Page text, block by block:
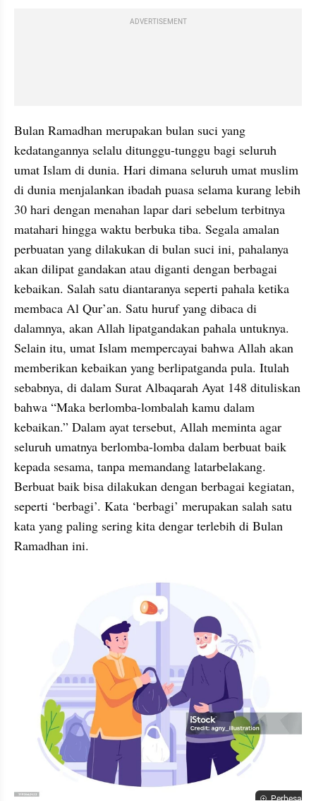
ADVERTISEMENT
Bulan Ramadhan merupakan bulan suci yang
kedatangannya selalu ditunggu-tunggu bagi seluruh
umat Islam di dunia. Hari dimana seluruh umat muslim
di dunia menjalankan ibadah puasa selama kurang lebih
30 hari dengan menahan lapar dari sebelum terbitnya
matahari hingga waktu berbuka tiba. Segala amalan
perbuatan yang dilakukan di bulan suci ini, pahalanya
akan dilipat gandakan atau diganti dengan berbagai
kebaikan. Salah satu diantaranya seperti pahala ketika
membaca Al Qur’an. Satu huruf yang dibaca di
dalamnya, akan Allah lipatgandakan pahala untuknya.
Selain itu, umat Islam mempercayai bahwa Allah akan
memberikan kebaikan yang berlipatganda pula. Itulah
sebabnya, di dalam Surat Albaqarah Ayat 148 dituliskan
bahwa “Maka berlomba-lombalah kamu dalam
kebaikan.” Dalam ayat tersebut, Allah meminta agar
seluruh umatnya berlomba-lomba dalam berbuat baik
kepada sesama, tanpa memandang latarbelakang.
Berbuat baik bisa dilakukan dengan berbagai kegiatan,
seperti ‘berbagi’. Kata ‘berbagi’ merupakan salah satu
kata yang paling sering kita dengar terlebih di Bulan
Ramadhan ini.